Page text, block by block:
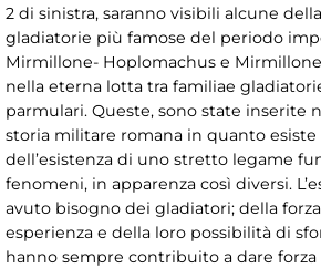
2 di sinistra, saranno visibili alcune
gladiatorie più famose del periodo
Mirmillone- Hoplomachus e
nella eterna lotta tra familiae
parmulari. Queste, sono state inserite
storia militare romana in quanto esiste
dell’esistenza di uno stretto legame
fenomeni, in apparenza così diversi.
avuto bisogno dei gladiatori; della
esperienza e della loro possibilità di
hanno sempre contribuito a dare forza